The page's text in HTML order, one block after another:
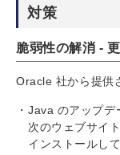
対策
脆弱性の解消 -
Oracle 社から提供
Java のアップデ
次のウェブサイ
インストールし